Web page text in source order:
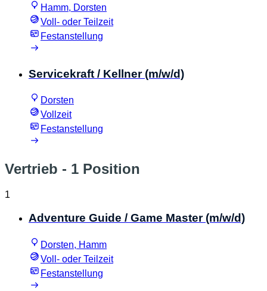
Hamm, Dorsten
Voll- oder Teilzeit
Festanstellung
Servicekraft / Kellner (m/w/d)
Dorsten
Vollzeit
Festanstellung
Vertrieb - 1 Position
1
Adventure Guide / Game Master (m/w/d)
Dorsten, Hamm
Voll- oder Teilzeit
Festanstellung